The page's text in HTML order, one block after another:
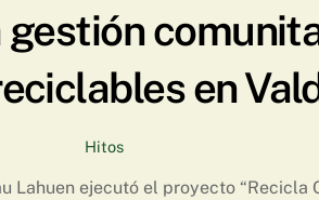
en
Hitos
Lahuen ejecutó el proyecto “Recicla